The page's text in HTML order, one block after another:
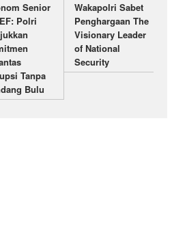
Senior
Polri
Tanpa
Bulu
Wakapolri Sabet
Penghargaan The
Visionary Leader
of National
Security